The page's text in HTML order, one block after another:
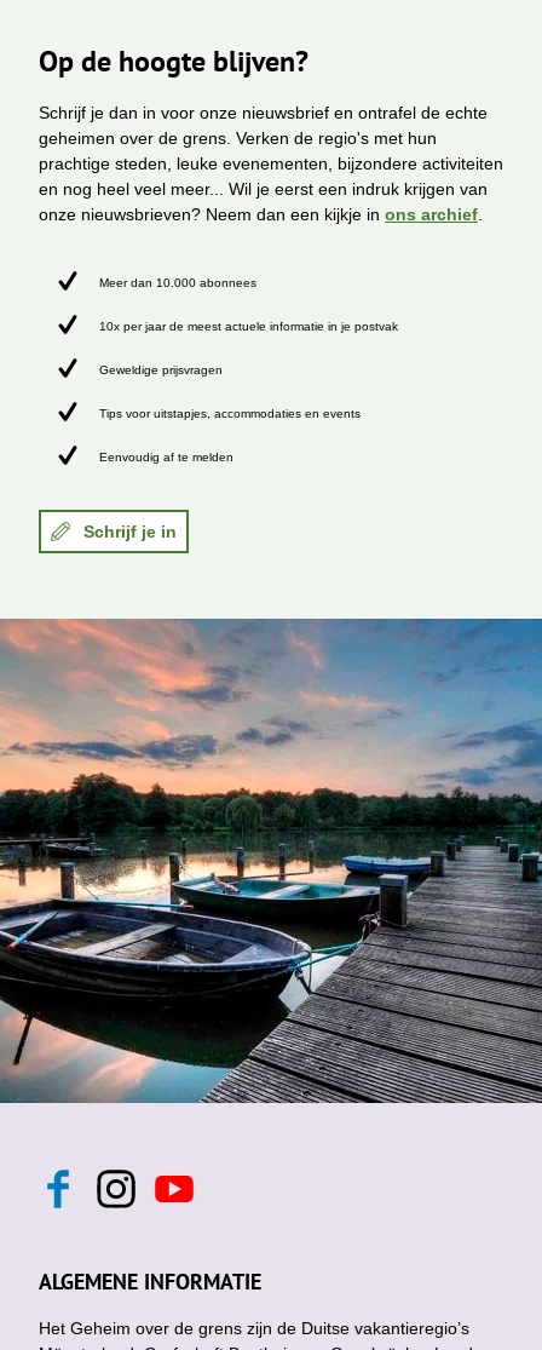
Op de hoogte blijven?
Schrijf je dan in voor onze nieuwsbrief en ontrafel de echte
geheimen over de grens. Verken de regio's met hun
prachtige steden, leuke evenementen, bijzondere activiteiten
en nog heel veel meer... Wil je eerst een indruk krijgen van
onze nieuwsbrieven? Neem dan een kijkje in ons archief
Meer dan 10.000 abonnees
10x per jaar de meest actuele informatie in je postvak
Geweldige prijsvragen
Tips voor uitstapjes, accommodaties en events
Eenvoudig af te melden
Schrijf je in
F
b
o
k
I
n
a
g
a
Y
o
u
b
ALGEMENE INFORMATIE
Het Geheim over de grens zijn de Duitse vakantieregio’s